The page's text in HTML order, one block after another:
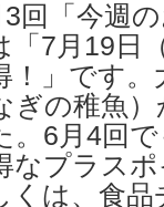
回「今週
「7月19
！」です
ぎの稚魚
。6月4回
なプラス
は、食品